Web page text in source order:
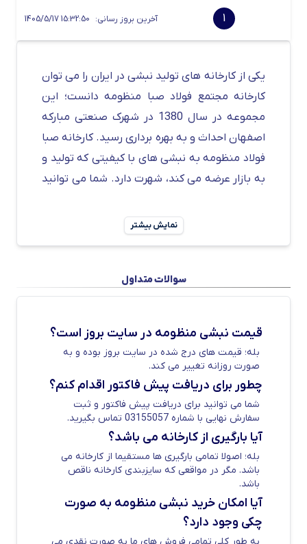
1 آخرین بروز رسانی: 1405/5/17 15:32:50
یکی از کارخانه های تولید نبشی در ایران را می توان
کارخانه مجتمع فولاد صبا منظومه دانست؛ این
مجموعه در سال 1380 در شهرک صنعتی مبارکه
اصفهان احداث و به بهره برداری رسید.کارخانه صبا
فولاد منظومه به نبشی های با کیفیتی که تولید و
به بازار عرضه می کند، شهرت دارد. شما می توانید
آهن مشاهده کنید. همچنین می توانید برای
قیمت نبشی منظومه امروز
مجموعه فولاد منظومه به عنوان یکی از برترین
تولید کنندگان نبشی در جنوب اصفهان توانسته
مستقیم و غیر مستقیم فراهم کند. این مجموعه
با به کارگیری تجهیزات مدرن و مواد اولیه با
کیفیت، توانسته با کیفیت ترین محصولات را روانه
بازار کند. قیمت این محصول به صورت روزانه
نمایش بیشتر
سوالات متداول
قیمت نبشی منظومه در سایت بروز است؟
بله؛ قیمت های درج شده در سایت بروز بوده و به
صورت روزانه تغییر می کند.
چطور برای دریافت پیش فاکتور اقدام کنم؟
شما می توانید برای دریافت پیش فاکتور و ثبت
سفارش نهایی با شماره 03155057 تماس بگیرید.
آیا بارگیری از کارخانه می باشد؟
بله؛ اصولا تمامی بارگیری ها مستقیما از کارخانه می
باشد. مگر در مواقعی که سایزبندی کارخانه ناقص
باشد.
آیا امکان خرید نبشی منظومه به صورت
چکی وجود دارد؟